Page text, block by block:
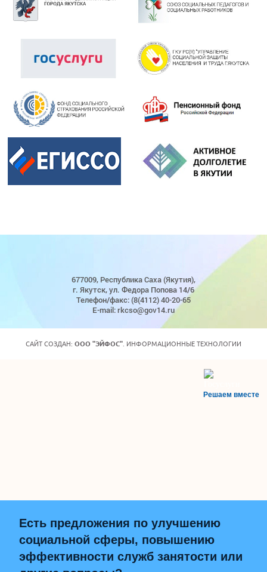
677009, Республика Саха (Якутия),
г. Якутск, ул. Федора Попова 14/6
Телефон/факс: (8(4112) 40-20-65
E-mail: rkcso@gov14.ru
САЙТ СОЗДАН: ООО "ЭЙФОС" . ИНФОРМАЦИОННЫЕ ТЕХНОЛОГИИ
Решаем вместе
Есть предложения по улучшению
социальной сферы, повышению
эффективности служб занятости или